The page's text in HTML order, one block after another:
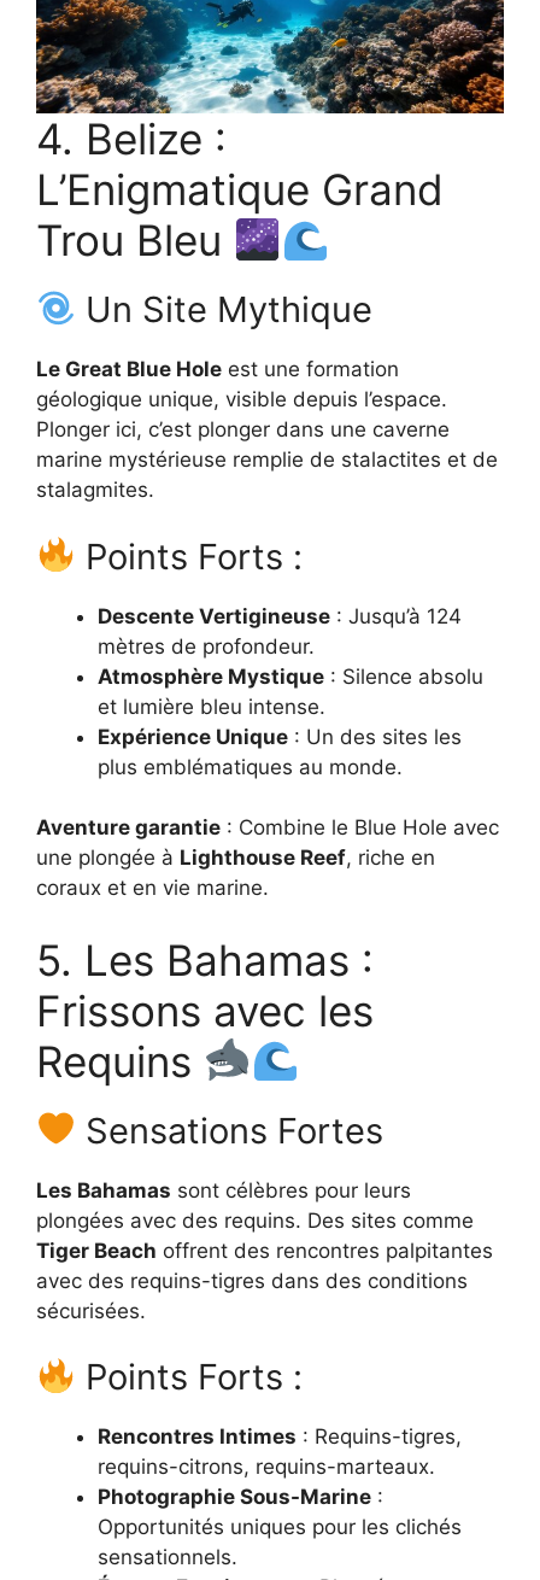
4. Belize :
L’Enigmatique Grand
Trou Bleu
Un Site Mythique
Le Great Blue Hole est une formation
géologique unique, visible depuis l’espace.
Plonger ici, c’est plonger dans une caverne
marine mystérieuse remplie de stalactites et de
stalagmites.
Points Forts :
Descente Vertigineuse : Jusqu’à 124
mètres de profondeur.
Atmosphère Mystique : Silence absolu
et lumière bleu intense.
Expérience Unique : Un des sites les
plus emblématiques au monde.
Aventure garantie : Combine le Blue Hole avec
une plongée à Lighthouse Reef, riche en
coraux et en vie marine.
5. Les Bahamas :
Frissons avec les
Requins
Sensations Fortes
Les Bahamas sont célèbres pour leurs
plongées avec des requins. Des sites comme
Tiger Beach offrent des rencontres palpitantes
avec des requins-tigres dans des conditions
sécurisées.
Points Forts :
Rencontres Intimes : Requins-tigres,
requins-citrons, requins-marteaux.
Photographie Sous-Marine :
Opportunités uniques pour les clichés
sensationnels.